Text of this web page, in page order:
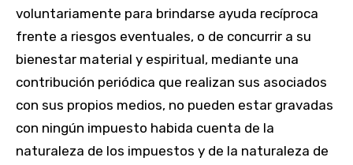
voluntariamente para brindarse ayuda recíproca
frente a riesgos eventuales, o de concurrir a su
bienestar material y espiritual, mediante una
contribución periódica que realizan sus asociados
con sus propios medios, no pueden estar gravadas
con ningún impuesto habida cuenta de la
naturaleza de los impuestos y de la naturaleza de